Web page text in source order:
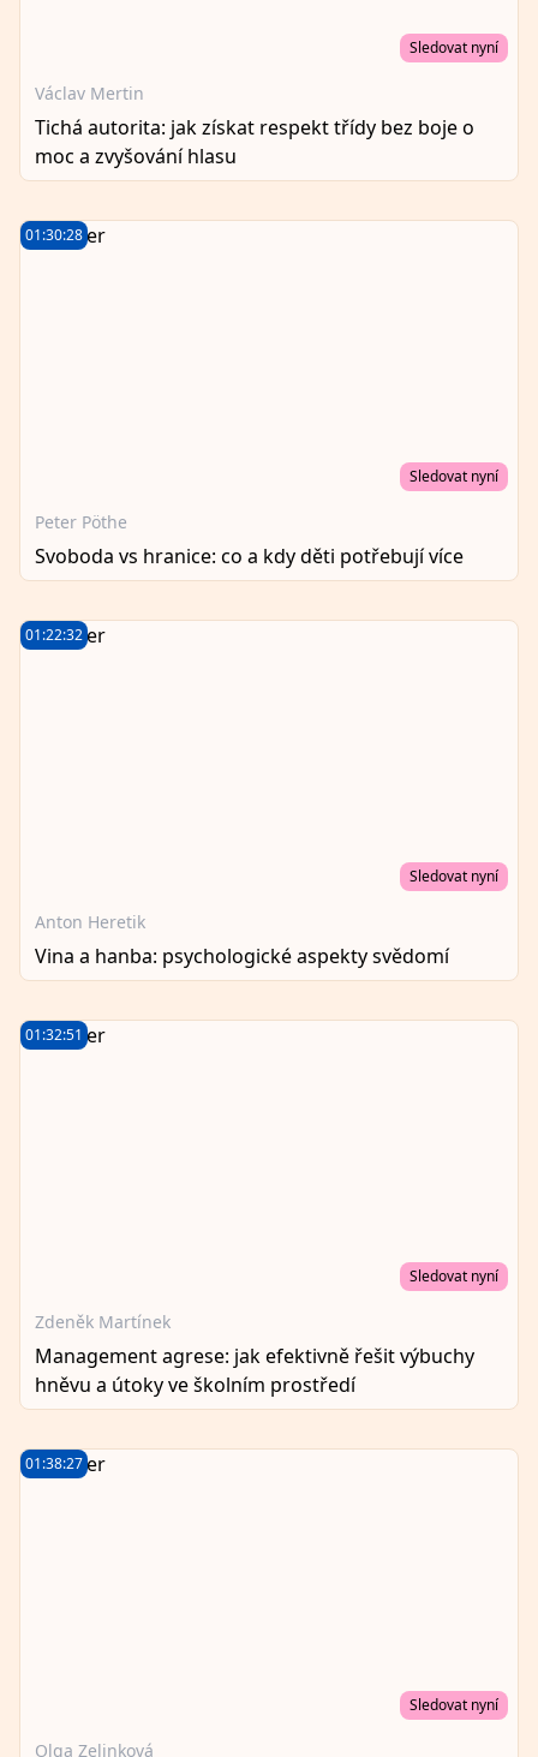
Sledovat nyní
Václav Mertin
Tichá autorita: jak získat respekt třídy bez boje o
moc a zvyšování hlasu
01:30:28
Sledovat nyní
Peter Pöthe
Svoboda vs hranice: co a kdy děti potřebují více
01:22:32
Sledovat nyní
Anton Heretik
Vina a hanba: psychologické aspekty svědomí
01:32:51
Sledovat nyní
Zdeněk Martínek
Management agrese: jak efektivně řešit výbuchy
hněvu a útoky ve školním prostředí
01:38:27
Sledovat nyní
Olga Zelinková